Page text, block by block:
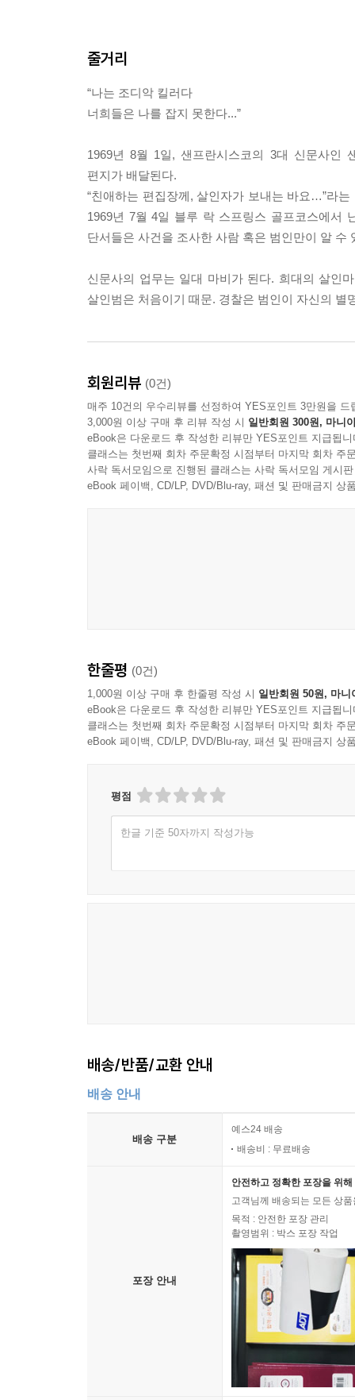
줄거리
“나는 조디악 킬러다
너희들은 나를 잡지 못한다...”
1969년 8월 1일, 샌프란시스코의 3대 신문사인
편지가 배달된다.
“친애하는 편집장께, 살인자가 보내는 바요…”라
1969년 7월 4일 블루 락 스프링스 골프코스에서
단서들은 사건을 조사한 사람 혹은 범인만이 알 수
신문사의 업무는 일대 마비가 된다. 희대의 살인
살인범은 처음이기 때문. 경찰은 범인이 자신의 별
회원리뷰 (0건)
매주 10건의 우수리뷰를 선정하여 YES포인트 3만원을 드
3,000원 이상 구매 후 리뷰 작성 시 일반회원 300원, 마니
eBook은 다운로드 후 작성한 리뷰만 YES포인트 지급됩니
클래스는 첫번째 회차 주문확정 시점부터 마지막 회차 주
사락 독서모임으로 진행된 클래스는 사락 독서모임 게시
eBook 페이백, CD/LP, DVD/Blu-ray, 패션 및 판매금지 상
한줄평 (0건)
1,000원 이상 구매 후 한줄평 작성 시 일반회원 50원, 마니
eBook은 다운로드 후 작성한 리뷰만 YES포인트 지급됩니
클래스는 첫번째 회차 주문확정 시점부터 마지막 회차 주
eBook 페이백, CD/LP, DVD/Blu-ray, 패션 및 판매금지 상
평점
한글 기준 50자까지 작성가능
배송/반품/교환 안내
배송 안내
배송 구분
예스24 배송
배송비 : 무료배송
포장 안내
안전하고 정확한 포장을 위
고객님께 배송되는 모든 상
목적 : 안전한 포장 관리
촬영범위 : 박스 포장 작업